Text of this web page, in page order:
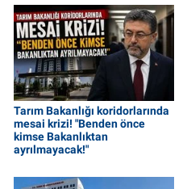
Tarım Bakanlığı koridorlarında
mesai krizi! "Benden önce
kimse Bakanlıktan
ayrılmayacak!"